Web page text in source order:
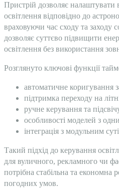
Пристрій дозволяє
освітлення відповідно до
враховуючи час сходу та заходу
дозволяє суттєво підвищити
освітлення без використання
Розглянуто ключові функції
автоматичне коригування
підтримка переходу на
ручне керування та
особливості моделей з
інтеграція з модульним
Такий підхід до керування
для вуличного, рекламного чи
потрібна стабільна та економна
погодних умов.